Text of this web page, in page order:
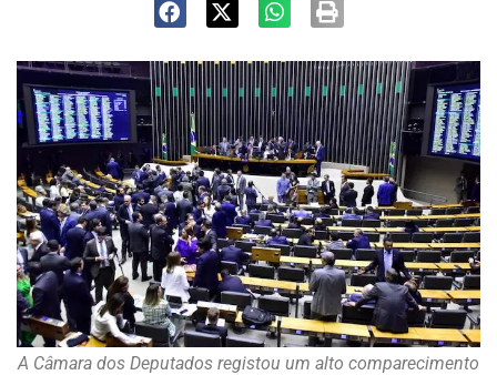
A Câmara dos Deputados registou um alto comparecimento